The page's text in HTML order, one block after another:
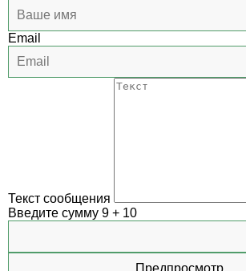
Email
Текст сообщения
Введите сумму 9 + 10